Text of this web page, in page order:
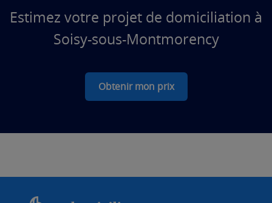
Estimez votre projet de domiciliation à
Soisy-sous-Montmorency
Obtenir mon prix